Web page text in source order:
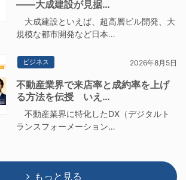
――大成建設が見据…
大成建設といえば、超高層ビル開発、大
規模な都市開発など日本…
ビジネス 2026年8月5日
不動産業界で来店率と成約率を上げ
る方法を伝授 いえ…
不動産業界に特化したDX（デジタルト
ランスフォーメーション…
もっと見る